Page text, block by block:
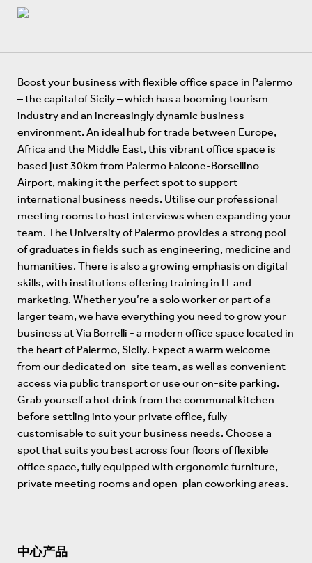
Boost your business with flexible office space in Palermo
– the capital of Sicily – which has a booming tourism
industry and an increasingly dynamic business
environment. An ideal hub for trade between Europe,
Africa and the Middle East, this vibrant office space is
based just 30km from Palermo Falcone-Borsellino
Airport, making it the perfect spot to support
international business needs. Utilise our professional
meeting rooms to host interviews when expanding your
team. The University of Palermo provides a strong pool
of graduates in fields such as engineering, medicine and
humanities. There is also a growing emphasis on digital
skills, with institutions offering training in IT and
marketing. Whether you’re a solo worker or part of a
larger team, we have everything you need to grow your
business at Via Borrelli - a modern office space located in
the heart of Palermo, Sicily. Expect a warm welcome
from our dedicated on-site team, as well as convenient
access via public transport or use our on-site parking.
Grab yourself a hot drink from the communal kitchen
before settling into your private office, fully
customisable to suit your business needs. Choose a
spot that suits you best across four floors of flexible
office space, fully equipped with ergonomic furniture,
private meeting rooms and open-plan coworking areas.
中心产品